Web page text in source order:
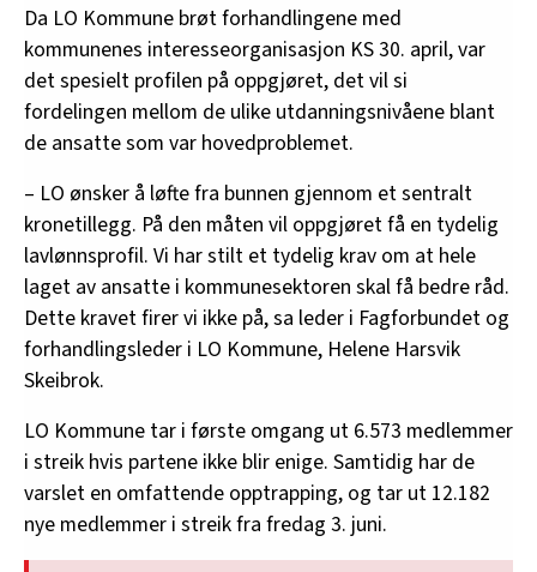
Da LO Kommune brøt forhandlingene med
kommunenes interesseorganisasjon KS 30. april, var
det spesielt profilen på oppgjøret, det vil si
fordelingen mellom de ulike utdanningsnivåene blant
de ansatte som var hovedproblemet.
– LO ønsker å løfte fra bunnen gjennom et sentralt
kronetillegg. På den måten vil oppgjøret få en tydelig
lavlønnsprofil. Vi har stilt et tydelig krav om at hele
laget av ansatte i kommunesektoren skal få bedre råd.
Dette kravet firer vi ikke på, sa leder i Fagforbundet og
forhandlingsleder i LO Kommune, Helene Harsvik
Skeibrok.
LO Kommune tar i første omgang ut 6.573 medlemmer
i streik hvis partene ikke blir enige. Samtidig har de
varslet en omfattende opptrapping, og tar ut 12.182
nye medlemmer i streik fra fredag 3. juni.